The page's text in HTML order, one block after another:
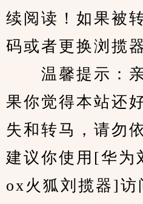
续阅读！如果被
码或者更换浏揽
温馨提示：亲
果你觉得本站还
失和转马，请勿
建议你使用[华
ox火狐刘揽器]访